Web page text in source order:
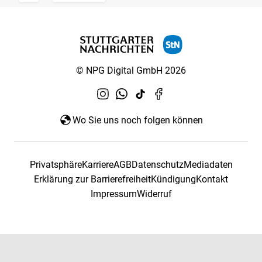
© NPG Digital GmbH 2026
Wo Sie uns noch folgen können
PrivatsphäreKarriereAGBDatenschutzMediadaten
Erklärung zur BarrierefreiheitKündigungKontakt
ImpressumWiderruf